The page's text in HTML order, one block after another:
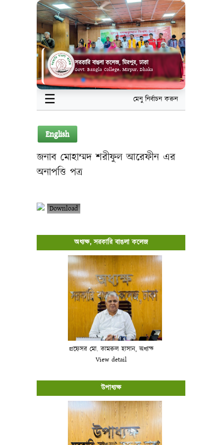
সরকারি বাঙলা কলেজ, মিরপুর, ঢাকা
Govt. Bangla College, Mirpur, Dhaka
☰ মেনু নির্বাচন করুন
English
জনাব মোহাম্মদ শরীফুল আরেফীন এর
অনাপত্তি পত্র
Download
অধ্যক্ষ, সরকারি বাঙলা কলেজ
প্রফেসর মো. কামরুল হাসান, অধ্যক্ষ
View detail
উপাধ্যক্ষ